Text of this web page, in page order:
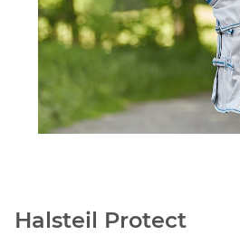
Halsteil Protect